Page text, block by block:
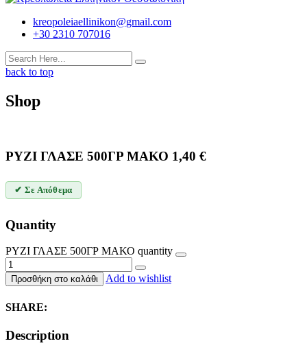
kreopoleiaellinikon@gmail.com
+30 2310 707016
back to top
Shop
ΡΥΖΙ ΓΛΑΣΕ 500ΓΡ ΜΑΚΟ 1,40 €
✔ Σε Απόθεμα
Quantity
ΡΥΖΙ ΓΛΑΣΕ 500ΓΡ ΜΑΚΟ quantity
Προσθήκη στο καλάθι Add to wishlist
SHARE:
Description